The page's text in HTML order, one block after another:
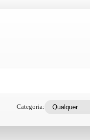
Categoria: